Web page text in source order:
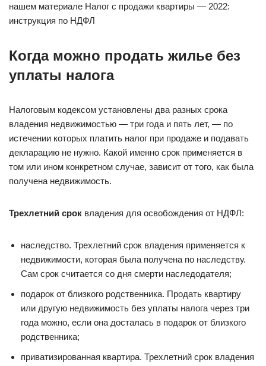
нашем материале Налог с продажи квартиры — 2022:
инструкция по НДФЛ
Когда можно продать жилье без
уплаты налога
Налоговым кодексом установлены два разных срока
владения недвижимостью — три года и пять лет, — по
истечении которых платить налог при продаже и подавать
декларацию не нужно. Какой именно срок применяется в
том или ином конкретном случае, зависит от того, как была
получена недвижимость.
Трехлетний срок владения для освобождения от НДФЛ:
наследство. Трехлетний срок владения применяется к
недвижимости, которая была получена по наследству.
Сам срок считается со дня смерти наследодателя;
подарок от близкого родственника. Продать квартиру
или другую недвижимость без уплаты налога через три
года можно, если она досталась в подарок от близкого
родственника;
приватизированная квартира. Трехлетний срок владения